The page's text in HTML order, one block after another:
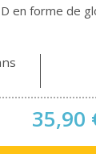
en forme de
35,90